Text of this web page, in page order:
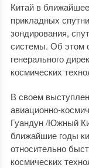
Китай в
прикладных
зондирования,
системы. Об этом
генерального
космических
В своем
авиационно-
Гуандун /Южный
ближайшие годы
относительно
космических